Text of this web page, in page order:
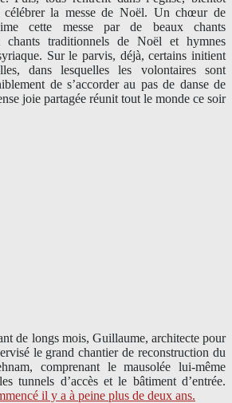
célébrer la messe de Noël. Un chœur de
cette messe par de beaux chants
chants traditionnels de Noël et hymnes
Sur le parvis, déjà, certains initient
dans lesquelles les volontaires sont
de s’accorder au pas de danse de
joie partagée réunit tout le monde ce soir
de longs mois, Guillaume, architecte pour
le grand chantier de reconstruction du
comprenant le mausolée lui-même
tunnels d’accès et le bâtiment d’entrée.
il y a à peine plus de deux ans.